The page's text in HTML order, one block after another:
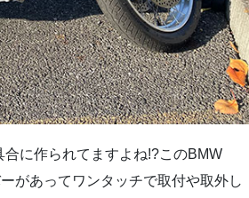
に作られてますよね!?このBMW
があってワンタッチで取付や取外し